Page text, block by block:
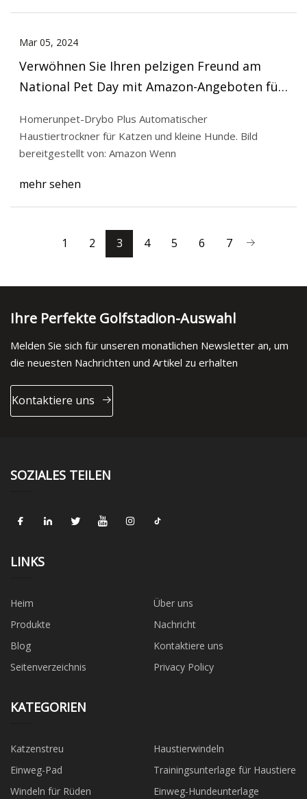
Mar 05, 2024
Verwöhnen Sie Ihren pelzigen Freund am
National Pet Day mit Amazon-Angeboten für
Homerunpet-Drybo Plus Automatischer
Haustiertrockner für Katzen und kleine Hunde. Bild
bereitgestellt von: Amazon Wenn
mehr sehen
1 2 3 4 5 6 7
Ihre Perfekte Golfstadion-Auswahl
Melden Sie sich für unseren monatlichen Newsletter an, um
die neuesten Nachrichten und Artikel zu erhalten
Kontaktiere uns
SOZIALES TEILEN
LINKS
Heim
Über uns
Produkte
Nachricht
Blog
Kontaktiere uns
Seitenverzeichnis
Privacy Policy
KATEGORIEN
Katzenstreu
Haustierwindeln
Einweg-Pad
Trainingsunterlage für Haustiere
Windeln für Rüden
Einweg-Hundeunterlage